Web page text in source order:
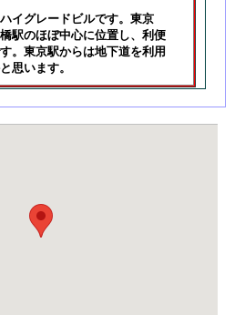
イグレードビルです。東京
駅のほぼ中心に位置し、利便
。東京駅からは地下道を利用
思います。